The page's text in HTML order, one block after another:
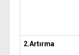
2.Artırma